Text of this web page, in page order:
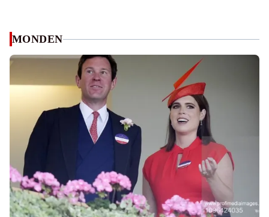
MONDEN